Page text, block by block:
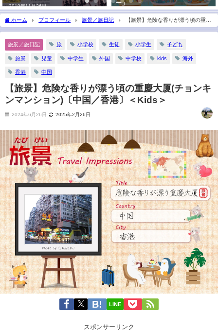
2019年11月26日
ー」
ホーム プロフィール 旅景／旅日記
【旅景】危険な香りが漂う頃の重慶
大厦(チョンキンマンション)〔中国／香港〕＜Kids＞
旅景／旅日記 旅 小学校 生徒 小学生 子ども
旅景 児童 中学生 外国 中学校 kids 海外
香港 中国
【旅景】危険な香りが漂う頃の重慶大厦(チョンキ
ンマンション)〔中国／香港〕＜Kids＞
2024年6月26日 2025年2月26日
LINE
スポンサーリンク